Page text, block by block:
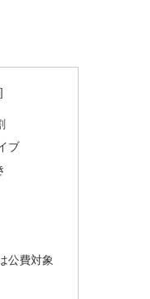
ブ
公費対象